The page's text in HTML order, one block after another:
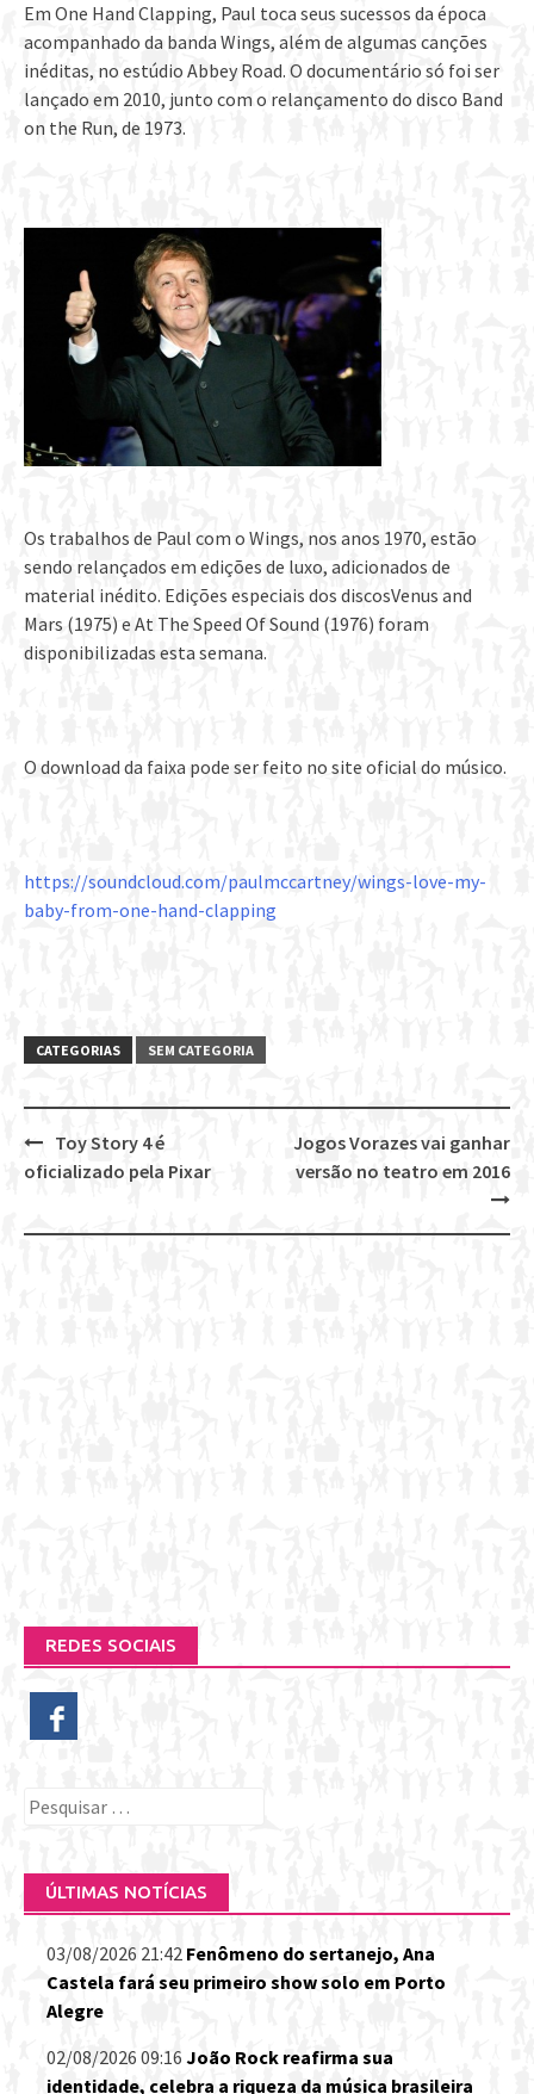
Em One Hand Clapping, Paul toca seus sucessos da época
acompanhado da banda Wings, além de algumas canções
inéditas, no estúdio Abbey Road. O documentário só foi ser
lançado em 2010, junto com o relançamento do disco Band
on the Run, de 1973.
Os trabalhos de Paul com o Wings, nos anos 1970, estão
sendo relançados em edições de luxo, adicionados de
material inédito. Edições especiais dos discosVenus and
Mars (1975) e At The Speed Of Sound (1976) foram
disponibilizadas esta semana.
O download da faixa pode ser feito no site oficial do músico.
https://soundcloud.com/paulmccartney/wings-love-my-
baby-from-one-hand-clapping
CATEGORIAS SEM CATEGORIA
Post
Jogos Vorazes vai ganhar
versão no teatro em 2016
Toy Story 4 é
oficializado pela Pixar
REDES SOCIAIS
Pesquisar
ÚLTIMAS NOTÍCIAS
03/08/2026 21:42 Fenômeno do sertanejo, Ana
Castela fará seu primeiro show solo em Porto
Alegre
02/08/2026 09:16 João Rock reafirma sua
identidade, celebra a riqueza da música brasileira